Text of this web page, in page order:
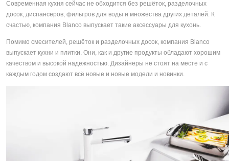
Современная кухня сейчас не обходится без решёток, разделочных
досок, диспансеров, фильтров для воды и множества других деталей. К
счастью, компания Blanco выпускает такие аксессуары для кухонь.
Помимо смесителей, решёток и разделочных досок, компания Blanco
выпускает кухни и плитки. Они, как и другие продукты обладают хорошим
качеством и высокой надежностью. Дизайнеры не стоят на месте и с
каждым годом создают всё новые и новые модели и новинки.